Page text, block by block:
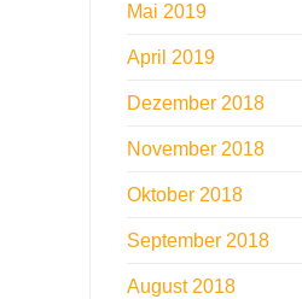
Mai 2019
April 2019
Dezember 2018
November 2018
Oktober 2018
September 2018
August 2018